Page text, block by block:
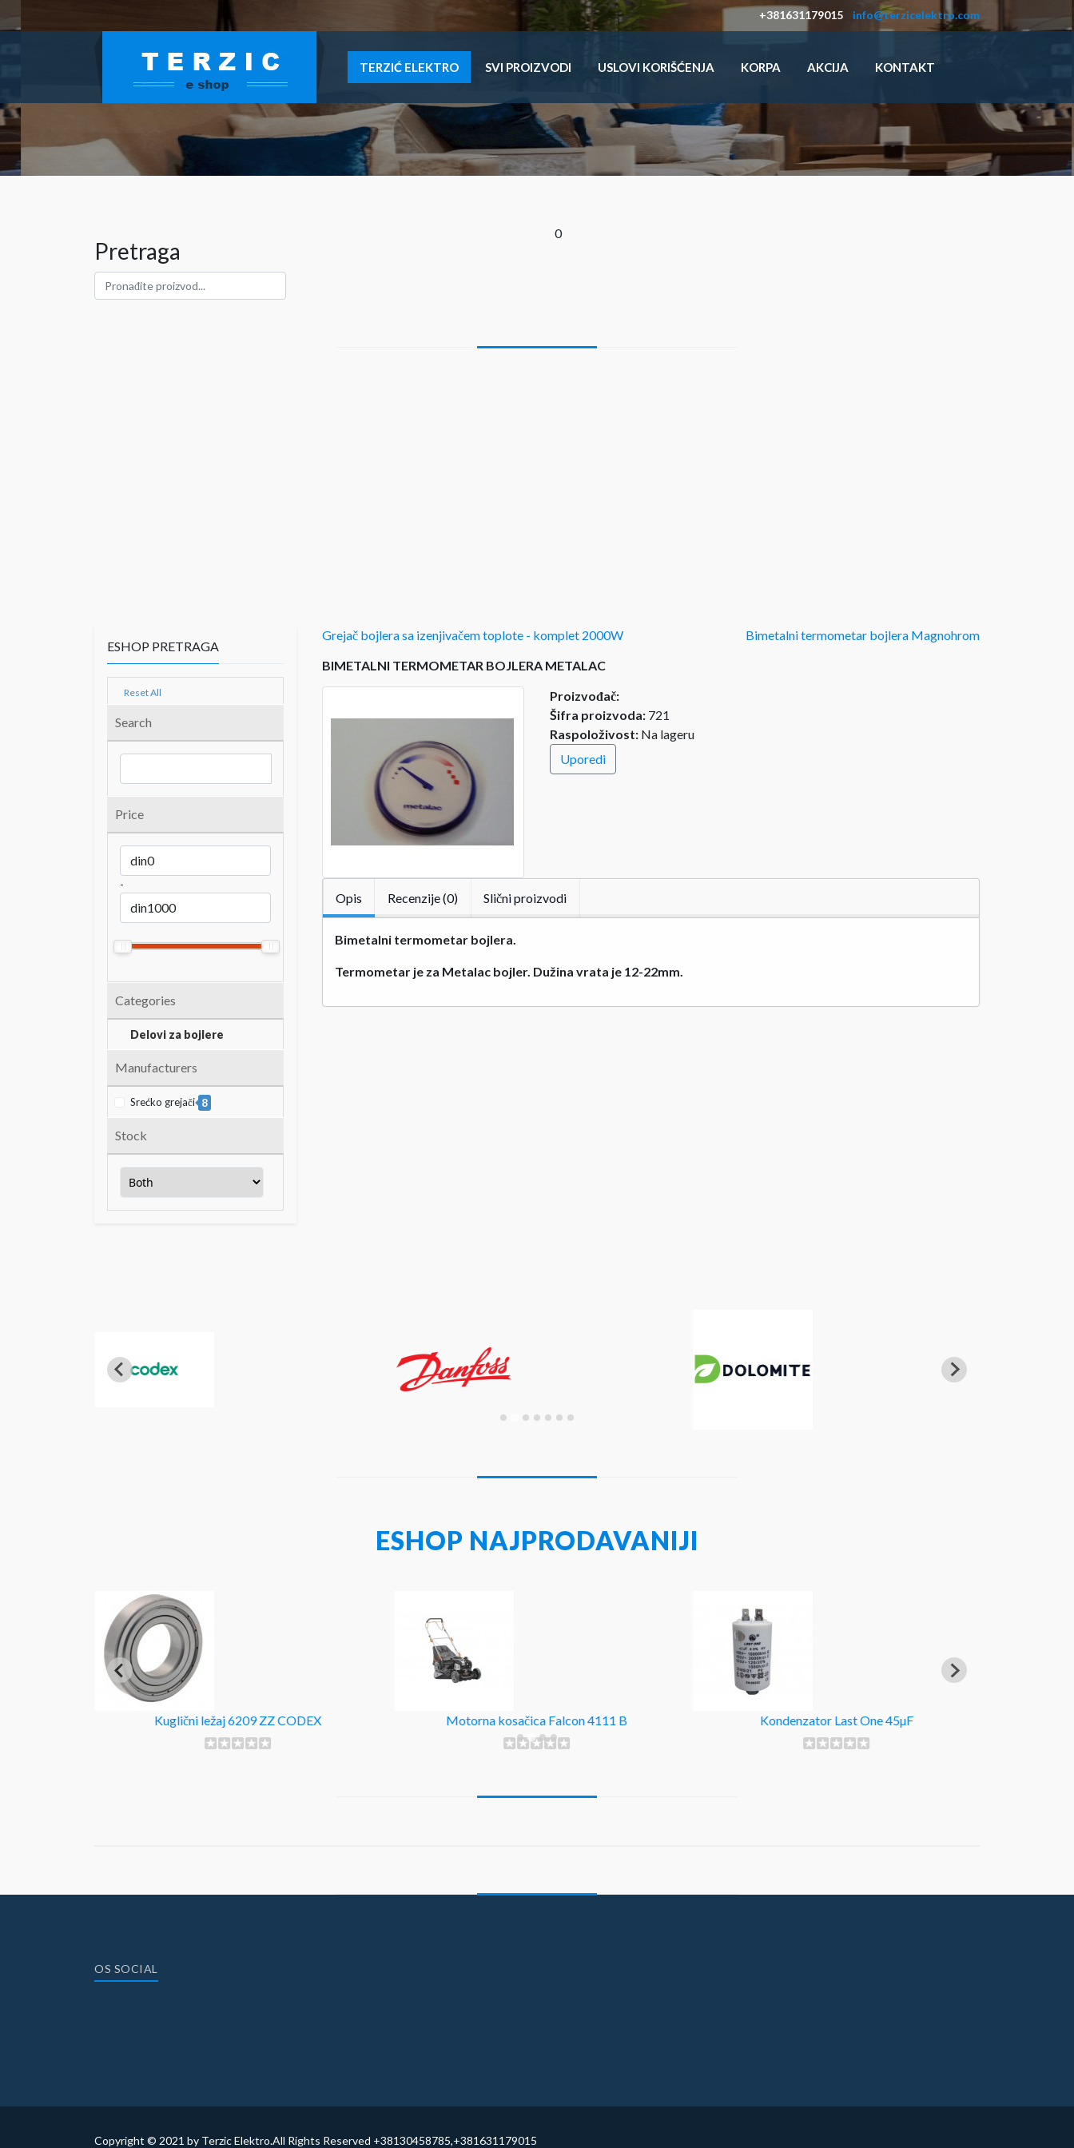
+381631179015 info@terzicelektro.com
TERZIĆ ELEKTRO SVI PROIZVODI USLOVI KORIŠĆENJA KORPA AKCIJA KONTAKT
Pretraga
0
Grejač bojlera sa izenjivačem toplote - komplet 2000W
Bimetalni termometar bojlera Magnohrom
BIMETALNI TERMOMETAR BOJLERA METALAC
Proizvođač:
Šifra proizvoda: 721
Raspoloživost: Na lageru
Uporedi
Opis Recenzije (0) Slični proizvodi
Bimetalni termometar bojlera.
Termometar je za Metalac bojler. Dužina vrata je 12-22mm.
ESHOP PRETRAGA
Reset All
Search
Price
-
Categories
Delovi za bojlere
Manufacturers
Srećko grejači 8
Stock
ESHOP NAJPRODAVANIJI
Kuglični ležaj 6209 ZZ CODEX Motorna kosačica Falcon 4111 B Kondenzator Last One 45µF
OS SOCIAL
Copyright © 2021 by Terzic Elektro.All Rights Reserved +38130458785,+381631179015